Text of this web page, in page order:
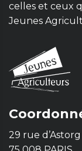
celles et ceux
Jeunes
29 rue d’Astorg